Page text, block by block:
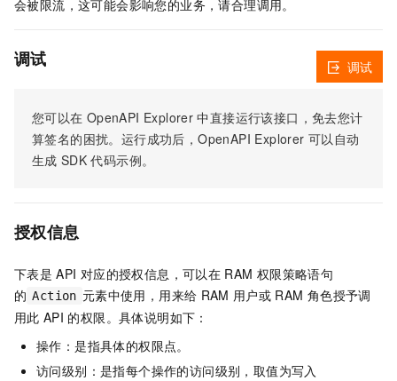
会被限流，这可能会影响您的业务，请合理调用。
调试
您可以在 OpenAPI Explorer 中直接运行该接口，免去您计
算签名的困扰。运行成功后，OpenAPI Explorer 可以自动
生成 SDK 代码示例。
调试
授权信息
下表是 API 对应的授权信息，可以在 RAM 权限策略语句
的 Action 元素中使用，用来给 RAM 用户或 RAM 角色授予调
用此 API 的权限。具体说明如下：
操作：是指具体的权限点。
访问级别：是指每个操作的访问级别，取值为写入